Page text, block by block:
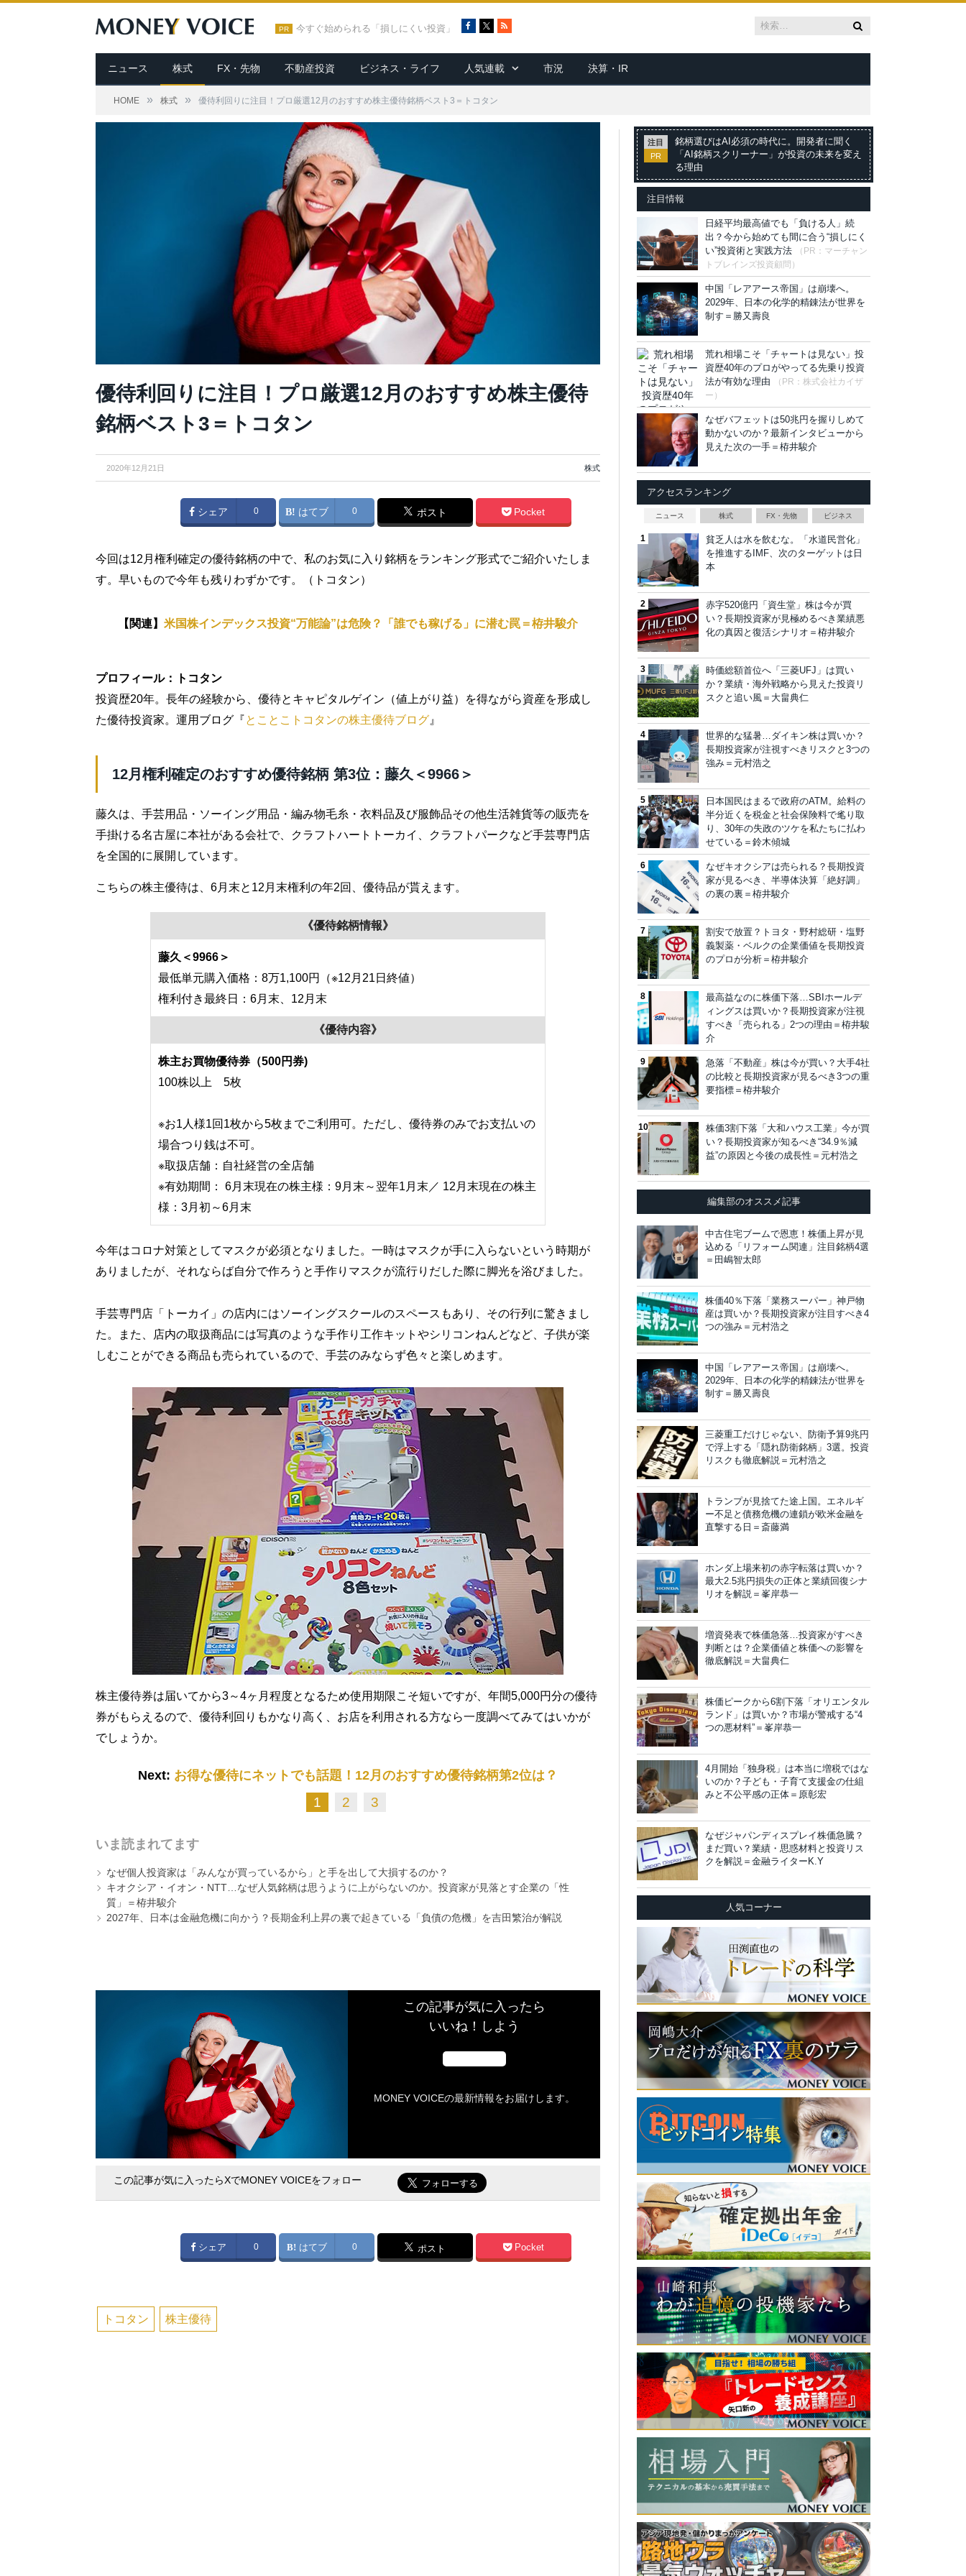
PR 今すぐ始められる「損しにくい投資」
c
e
b
o
R
S
ニュース 株式 FX・先物 不動産投資 ビジネス・ライフ 人気連載 市況 決算・IR
HOME » 株式 » 優待利回りに注目！プロ厳選12月のおすすめ株主優待銘柄ベスト3＝トコタン
優待利回りに注目！プロ厳選12月のおすすめ株主優待
銘柄ベスト3＝トコタン
2020年12月21日 株式
シェア 0 はてブ 0 ポスト Pocket
今回は12月権利確定の優待銘柄の中で、私のお気に入り銘柄をランキング形式でご紹介いたしま
す。早いもので今年も残りわずかです。（トコタン）
【関連】 米国株インデックス投資“万能論”は危険？「誰でも稼げる」に潜む罠＝栫井駿介
プロフィール：トコタン
投資歴20年。長年の経験から、優待とキャピタルゲイン（値上がり益）を得ながら資産を形成し
た優待投資家。運用ブログ『とことこトコタンの株主優待ブログ 』
12月権利確定のおすすめ優待銘柄 第3位：藤久＜9966＞
藤久は、手芸用品・ソーイング用品・編み物毛糸・衣料品及び服飾品その他生活雑貨等の販売を
手掛ける名古屋に本社がある会社で、クラフトハートトーカイ、クラフトパークなど手芸専門店
を全国的に展開しています。
こちらの株主優待は、6月末と12月末権利の年2回、優待品が貰えます。
《優待銘柄情報》
藤久＜9966＞
最低単元購入価格：8万1,100円（※12月21日終値）
権利付き最終日：6月末、12月末
《優待内容》
株主お買物優待券（500円券)
100株以上 5枚
※お1人様1回1枚から5枚までご利用可。ただし、優待券のみでお支払いの
場合つり銭は不可。
※取扱店舗：自社経営の全店舗
※有効期間： 6月末現在の株主様：9月末～翌年1月末／ 12月末現在の株主
様：3月初～6月末
今年はコロナ対策としてマスクが必須となりました。一時はマスクが手に入らないという時期が
ありましたが、それならば自分で作ろうと手作りマスクが流行りだした際に脚光を浴びました。
手芸専門店「トーカイ」の店内にはソーイングスクールのスペースもあり、その行列に驚きまし
た。また、店内の取扱商品には写真のような手作り工作キットやシリコンねんどなど、子供が楽
しむことができる商品も売られているので、手芸のみならず色々と楽しめます。
株主優待券は届いてから3～4ヶ月程度となるため使用期限こそ短いですが、年間5,000円分の優待
券がもらえるので、優待利回りもかなり高く、お店を利用される方なら一度調べてみてはいかが
でしょうか。
Next: お得な優待にネットでも話題！12月のおすすめ優待銘柄第2位は？
1 2 3
いま読まれてます
なぜ個人投資家は「みんなが買っているから」と手を出して大損するのか？
キオクシア・イオン・NTT…なぜ人気銘柄は思うように上がらないのか。投資家が見落とす企業の「性
質」＝栫井駿介
2027年、日本は金融危機に向かう？長期金利上昇の裏で起きている「負債の危機」を吉田繁治が解説
この記事が気に入ったら
いいね！しよう
MONEY VOICEの最新情報をお届けします。
この記事が気に入ったらXでMONEY VOICEをフォロー
シェア 0 はてブ 0 ポスト Pocket
トコタン 株主優待
注目
PR
銘柄選びはAI必須の時代に。開発者に聞く
「AI銘柄スクリーナー」が投資の未来を変え
る理由
注目情報
日経平均最高値でも「負ける人」続
出？今から始めても間に合う“損しにく
い”投資術と実践方法
（PR：マーチャン
トブレインズ投資顧問）
中国「レアアース帝国」は崩壊へ。
2029年、日本の化学的精錬法が世界を
制す＝勝又壽良
荒れ相場こそ「チャートは見ない」投
資歴40年のプロがやってる先乗り投資
法が有効な理由
（PR：株式会社カイザ
ー）
なぜバフェットは50兆円を握りしめて
動かないのか？最新インタビューから
見えた次の一手＝栫井駿介
アクセスランキング
ニュース 株式 FX・先物 ビジネス
貧乏人は水を飲むな。「水道民営化」
を推進するIMF、次のターゲットは日
本
赤字520億円「資生堂」株は今が買
い？長期投資家が見極めるべき業績悪
化の真因と復活シナリオ＝栫井駿介
時価総額首位へ「三菱UFJ」は買い
か？業績・海外戦略から見えた投資リ
スクと追い風＝大畠典仁
世界的な猛暑…ダイキン株は買いか？
長期投資家が注視すべきリスクと3つの
強み＝元村浩之
日本国民はまるで政府のATM。給料の
半分近くを税金と社会保険料で毟り取
り、30年の失政のツケを私たちに払わ
せている＝鈴木傾城
なぜキオクシアは売られる？長期投資
家が見るべき、半導体決算「絶好調」
の裏の裏＝栫井駿介
割安で放置？トヨタ・野村総研・塩野
義製薬・ベルクの企業価値を長期投資
のプロが分析＝栫井駿介
最高益なのに株価下落…SBIホールデ
ィングスは買いか？長期投資家が注視
すべき「売られる」2つの理由＝栫井駿
介
急落「不動産」株は今が買い？大手4社
の比較と長期投資家が見るべき3つの重
要指標＝栫井駿介
株価3割下落「大和ハウス工業」今が買
い？長期投資家が知るべき“34.9％減
益”の原因と今後の成長性＝元村浩之
編集部のオススメ記事
中古住宅ブームで恩恵！株価上昇が見
込める「リフォーム関連」注目銘柄4選
＝田嶋智太郎
株価40％下落「業務スーパー」神戸物
産は買いか？長期投資家が注目すべき4
つの強み＝元村浩之
中国「レアアース帝国」は崩壊へ。
2029年、日本の化学的精錬法が世界を
制す＝勝又壽良
三菱重工だけじゃない、防衛予算9兆円
で浮上する「隠れ防衛銘柄」3選。投資
リスクも徹底解説＝元村浩之
トランプが見捨てた途上国。エネルギ
ー不足と債務危機の連鎖が欧米金融を
直撃する日＝斎藤満
ホンダ上場来初の赤字転落は買いか？
最大2.5兆円損失の正体と業績回復シナ
リオを解説＝峯岸恭一
増資発表で株価急落…投資家がすべき
判断とは？企業価値と株価への影響を
徹底解説＝大畠典仁
株価ピークから6割下落「オリエンタル
ランド」は買いか？市場が警戒する“4
つの悪材料”＝峯岸恭一
4月開始「独身税」は本当に増税ではな
いのか？子ども・子育て支援金の仕組
みと不公平感の正体＝原彰宏
なぜジャパンディスプレイ株価急騰？
まだ買い？業績・思惑材料と投資リス
クを解説＝金融ライターK.Y
人気コーナー